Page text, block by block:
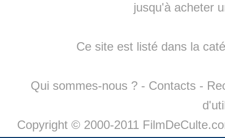
jusqu'à acheter
Ce site est listé dans la
Qui sommes-nous ? - Contacts -
Copyright © 2000-2011